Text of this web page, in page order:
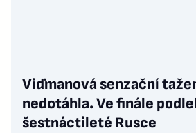
Viďmanová senzační
nedotáhla. Ve finále
šestnáctileté Rusce